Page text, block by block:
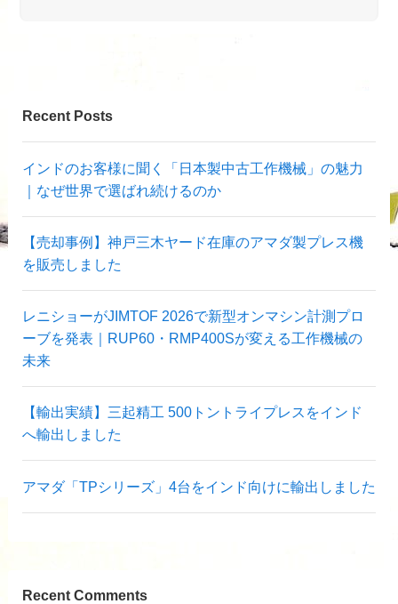
Recent Posts
インドのお客様に聞く「日本製中古工作機械」の魅力
｜なぜ世界で選ばれ続けるのか
【売却事例】神戸三木ヤード在庫のアマダ製プレス機
を販売しました
レニショーがJIMTOF 2026で新型オンマシン計測プロ
ーブを発表｜RUP60・RMP400Sが変える工作機械の
未来
【輸出実績】三起精工 500トントライプレスをインド
へ輸出しました
アマダ「TPシリーズ」4台をインド向けに輸出しました
Recent Comments